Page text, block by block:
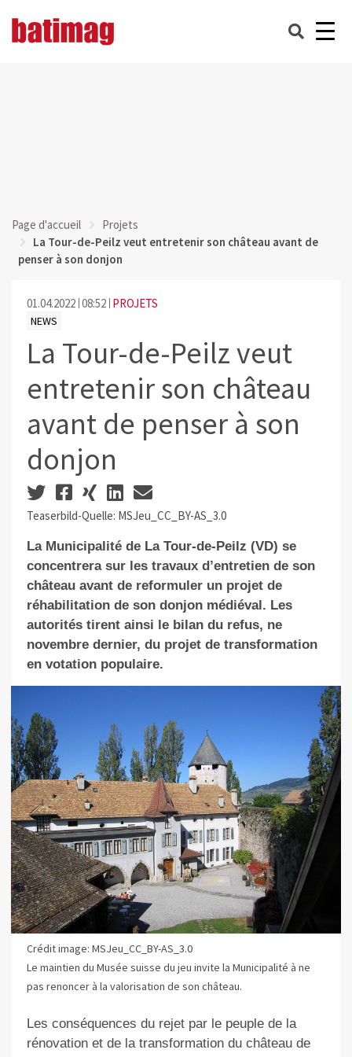
Page d'accueil
Projets
La Tour-de-Peilz veut entretenir son château avant de
penser à son donjon
01.04.2022 08:52 PROJETS
NEWS
La Tour-de-Peilz veut
entretenir son château
avant de penser à son
donjon
Teaserbild-Quelle: MSJeu_CC_BY-AS_3.0
La Municipalité de La Tour-de-Peilz (VD) se
concentrera sur les travaux d’entretien de son
château avant de reformuler un projet de
réhabilitation de son donjon médiéval. Les
autorités tirent ainsi le bilan du refus, ne
novembre dernier, du projet de transformation
en votation populaire.
Crédit image: MSJeu_CC_BY-AS_3.0
Le maintien du Musée suisse du jeu invite la Municipalité à ne
pas renoncer à la valorisation de son château.
Les conséquences du rejet par le peuple de la
rénovation et de la transformation du château de